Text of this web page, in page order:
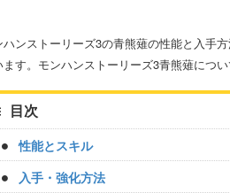
ハンストーリーズ3の青熊薙の性能と入手
ます。モンハンストーリーズ3青熊薙につ
目次
性能とスキル
入手・強化方法